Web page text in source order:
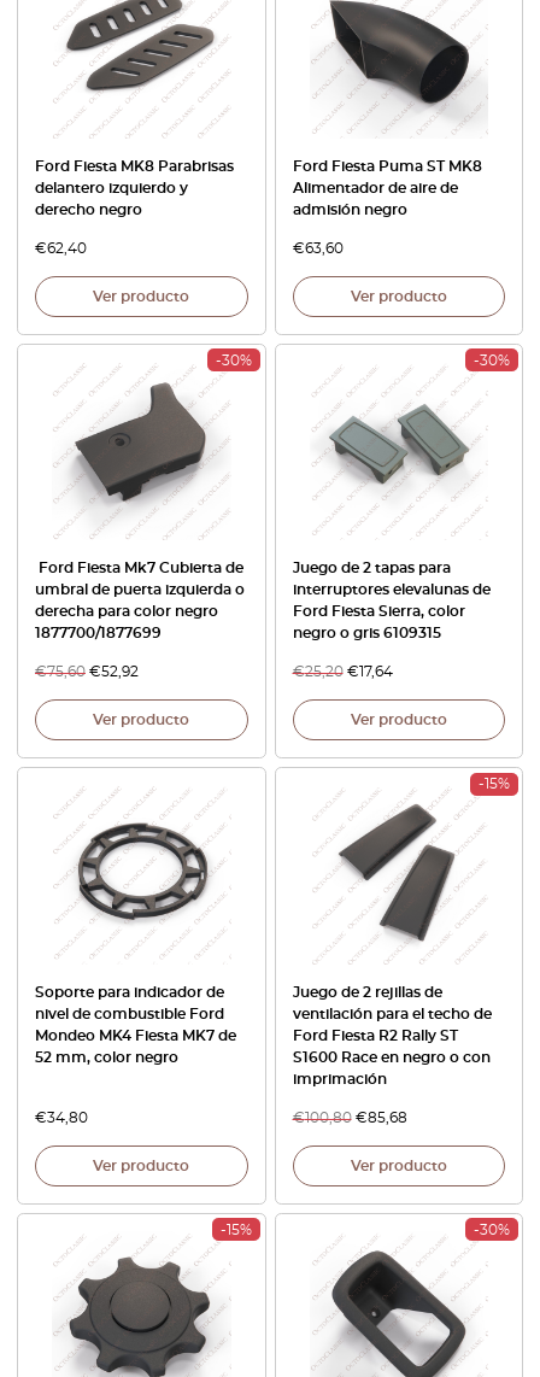
Ford Fiesta MK8 Parabrisas
delantero izquierdo y
derecho negro
€62,40
Ver producto
Ford Fiesta Puma ST MK8
Alimentador de aire de
admisión negro
€63,60
Ver producto
-30%
Ford Fiesta Mk7 Cubierta de
umbral de puerta izquierda o
derecha para color negro
1877700/1877699
€75,60 €52,92
Ver producto
-30%
Juego de 2 tapas para
interruptores elevalunas de
Ford Fiesta Sierra, color
negro o gris 6109315
€25,20 €17,64
Ver producto
Soporte para indicador de
nivel de combustible Ford
Mondeo MK4 Fiesta MK7 de
52 mm, color negro
€34,80
Ver producto
-15%
Juego de 2 rejillas de
ventilación para el techo de
Ford Fiesta R2 Rally ST
S1600 Race en negro o con
imprimación
€100,80 €85,68
Ver producto
-15% -30%